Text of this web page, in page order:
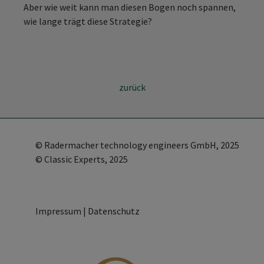
Aber wie weit kann man diesen Bogen noch spannen,
wie lange trägt diese Strategie?
zurück
© Radermacher technology engineers GmbH, 2025
© Classic Experts, 2025
Impressum | Datenschutz